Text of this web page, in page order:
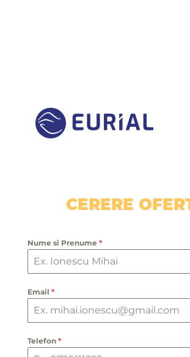
CERERE
Nume si Prenume *
Email *
Telefon *